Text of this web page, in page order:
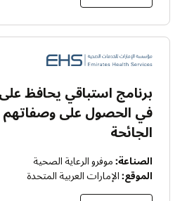
برنامج استباقي يحافظ
في الحصول على وصفاتهم
الجائحة
الصناعة: موفرو الرعاية الصحية
الموقع: الإمارات العربية المتحدة